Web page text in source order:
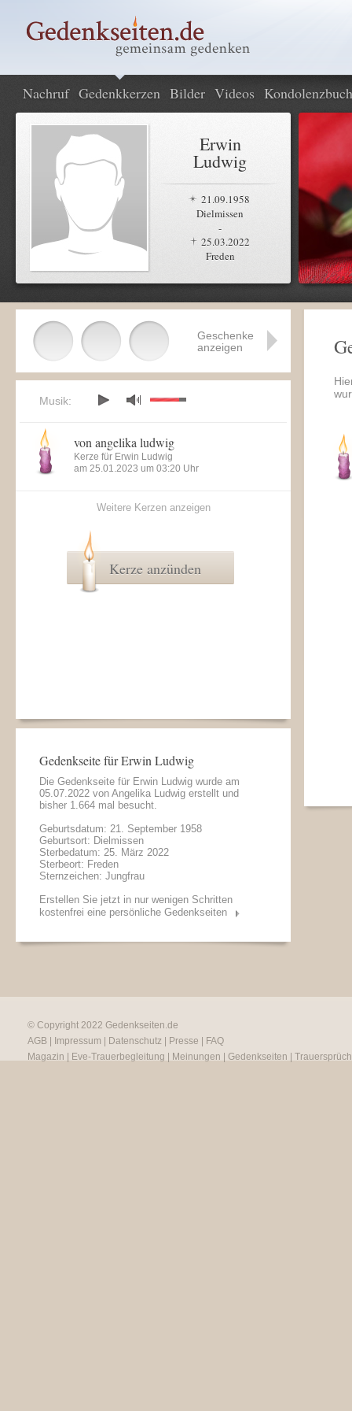
Nachruf Gedenkkerzen Bilder Videos Kondolenzbuch
Erwin
Ludwig
21.09.1958
Dielmissen
-
25.03.2022
Freden
Geschenke
anzeigen
Musik:
von angelika ludwig
Kerze für Erwin Ludwig
am 25.01.2023 um 03:20 Uhr
Weitere Kerzen anzeigen
Kerze anzünden
Gedenkseite für Erwin Ludwig
Die Gedenkseite für Erwin Ludwig wurde am
05.07.2022 von Angelika Ludwig erstellt und
bisher 1.664 mal besucht.
Geburtsdatum: 21. September 1958
Geburtsort: Dielmissen
Sterbedatum: 25. März 2022
Sterbeort: Freden
Sternzeichen: Jungfrau
Erstellen Sie jetzt in nur wenigen Schritten
kostenfrei eine persönliche Gedenkseiten
© Copyright 2022 Gedenkseiten.de
AGB
Impressum Datenschutz Presse
FAQ
Magazin
Eve-Trauerbegleitung Meinungen Gedenkseiten